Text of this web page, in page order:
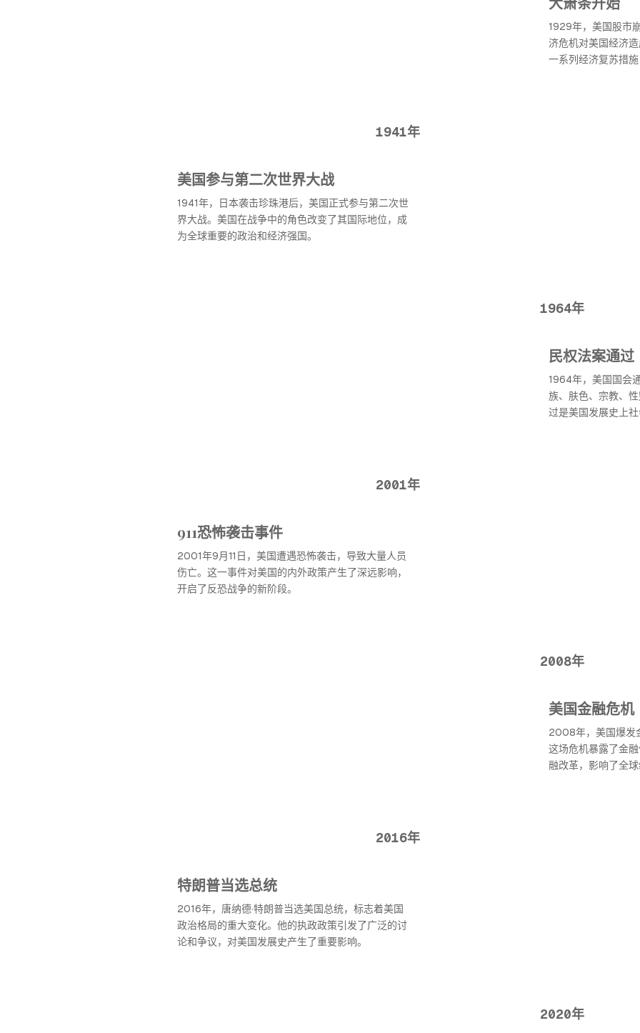
1929年，美国股市
济危机对美国经济
一系列经济复苏措施
1941年
美国参与第二次世界大战
1941年，日本袭击珍珠港后，美国正式参与第二次世
界大战。美国在战争中的角色改变了其国际地位，成
为全球重要的政治和经济强国。
1964年
民权法案通过
1964年，美国国会
族、肤色、宗教、
过是美国发展史上社
2001年
911恐怖袭击事件
2001年9月11日，美国遭遇恐怖袭击，导致大量人员
伤亡。这一事件对美国的内外政策产生了深远影响，
开启了反恐战争的新阶段。
2008年
美国金融危机
2008年，美国爆发
这场危机暴露了金
融改革，影响了全球
2016年
特朗普当选总统
2016年，唐纳德·特朗普当选美国总统，标志着美国
政治格局的重大变化。他的执政政策引发了广泛的讨
论和争议，对美国发展史产生了重要影响。
2020年